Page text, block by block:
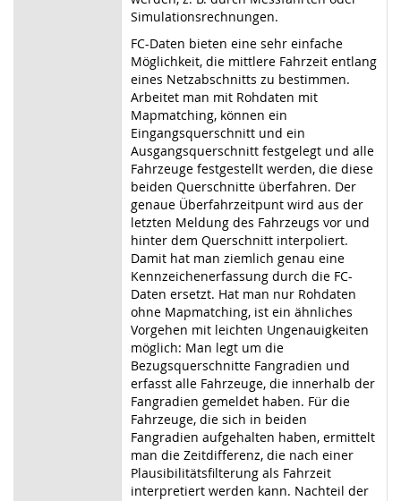
Simulationsrechnungen.
FC-Daten bieten eine sehr einfache
Möglichkeit, die mittlere Fahrzeit entlang
eines Netzabschnitts zu bestimmen.
Arbeitet man mit Rohdaten mit
Mapmatching, können ein
Eingangsquerschnitt und ein
Ausgangsquerschnitt festgelegt und alle
Fahrzeuge festgestellt werden, die diese
beiden Querschnitte überfahren. Der
genaue Überfahrzeitpunt wird aus der
letzten Meldung des Fahrzeugs vor und
hinter dem Querschnitt interpoliert.
Damit hat man ziemlich genau eine
Kennzeichenerfassung durch die FC-
Daten ersetzt. Hat man nur Rohdaten
ohne Mapmatching, ist ein ähnliches
Vorgehen mit leichten Ungenauigkeiten
möglich: Man legt um die
Bezugsquerschnitte Fangradien und
erfasst alle Fahrzeuge, die innerhalb der
Fangradien gemeldet haben. Für die
Fahrzeuge, die sich in beiden
Fangradien aufgehalten haben, ermittelt
man die Zeitdifferenz, die nach einer
Plausibilitätsfilterung als Fahrzeit
interpretiert werden kann. Nachteil der